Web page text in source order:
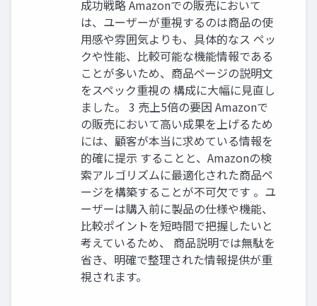
成功戦略 Amazonでの販売において
は、ユーザーが重視するのは商品の使
用感や雰囲気よりも、具体的なス ペッ
クや性能、比較可能な機能情報である
ことが多いため、商品ページの説明文
をスペック重視の 構成に大幅に見直し
ました。 3 売上5倍の要因 Amazonで
の販売において高い成果を上げるため
には、顧客が本当に求めている情報を
的確に提示 することと、Amazonの検
索アルゴリズムに最適化された商品ペ
ージを構築することが不可欠です 。ユ
ーザーは購入前に製品の仕様や機能、
比較ポイントを短時間で把握したいと
考えているため、 商品説明では無駄を
省き、明確で整理された情報提供が重
視されます。